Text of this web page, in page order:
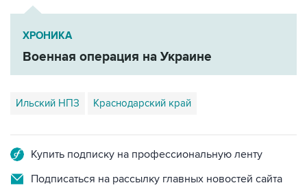
ХРОНИКА
Военная операция на Украине
Ильский НПЗ Краснодарский край
Купить подписку на профессиональную ленту
Подписаться на рассылку главных новостей сайта